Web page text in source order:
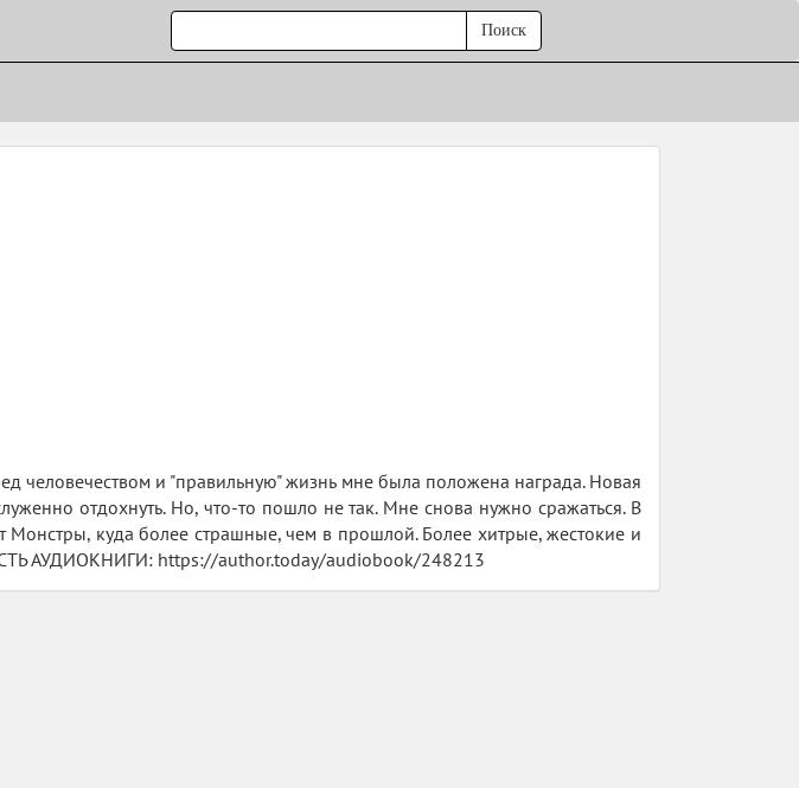
Поиск
человечеством и "правильную" жизнь мне была положена награда. Новая
отдохнуть. Но, что-то пошло не так. Мне снова нужно сражаться. В
Монстры, куда более страшные, чем в прошлой. Более хитрые, жестокие и
АУДИОКНИГИ: https://author.today/audiobook/248213